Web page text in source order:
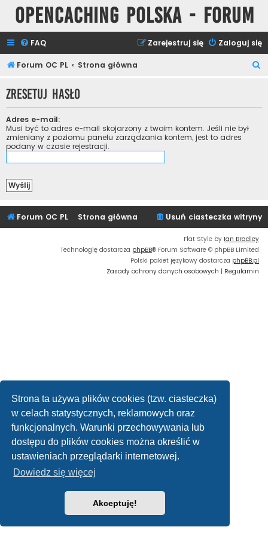
Strona ta używa plików cookies (tzw. ciasteczka)
w celach statystycznych, reklamowych oraz
funkcjonalnych. Warunki przechowywania lub
dostępu do plików cookies można określić w
ustawieniach przeglądarki internetowej.
Dowiedz się więcej
Akceptuję!
Opencaching Polska - Forum
FAQ Zaloguj się
Zarejestruj się
Forum OC PL Strona główna
k
Zresetuj hasło
Adres e-mail:
Musi być to adres e-mail skojarzony z twoim kontem. Jeśli nie był
zmieniany z poziomu panelu zarządzania kontem, jest to adres
podany w czasie rejestracji.
Forum OC PL Strona główna Usuń ciasteczka witryny
Flat Style by Ian Bradley
Technologię dostarcza phpBB® Forum Software © phpBB Limited
Polski pakiet językowy dostarcza phpBB.pl
Zasady ochrony danych osobowych | Regulamin